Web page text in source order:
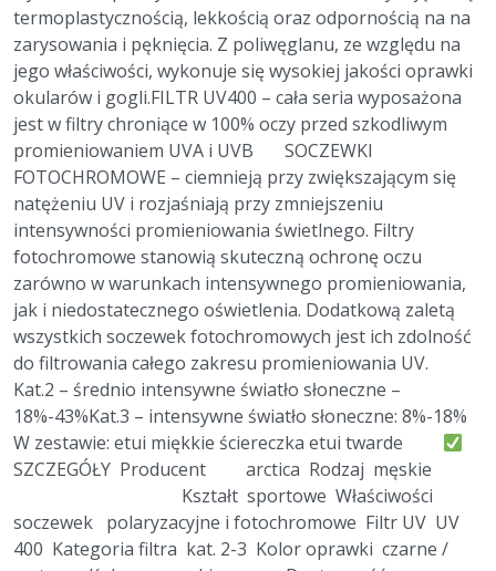
termoplastycznością, lekkością oraz odpornością na na
zarysowania i pęknięcia. Z poliwęglanu, ze względu na
jego właściwości, wykonuje się wysokiej jakości oprawki
okularów i gogli.FILTR UV400 – cała seria wyposażona
jest w filtry chroniące w 100% oczy przed szkodliwym
promieniowaniem UVA i UVB SOCZEWKI
FOTOCHROMOWE – ciemnieją przy zwiększającym się
natężeniu UV i rozjaśniają przy zmniejszeniu
intensywności promieniowania świetlnego. Filtry
fotochromowe stanowią skuteczną ochronę oczu
zarówno w warunkach intensywnego promieniowania,
jak i niedostatecznego oświetlenia. Dodatkową zaletą
wszystkich soczewek fotochromowych jest ich zdolność
do filtrowania całego zakresu promieniowania UV.
Kat.2 – średnio intensywne światło słoneczne –
18%-43%Kat.3 – intensywne światło słoneczne: 8%-18%
W zestawie: etui miękkie ściereczka etui twarde
SZCZEGÓŁY Producent arctica Rodzaj męskie
Kształt sportowe Właściwości
soczewek polaryzacyjne i fotochromowe Filtr UV UV
400 Kategoria filtra kat. 2-3 Kolor oprawki czarne /